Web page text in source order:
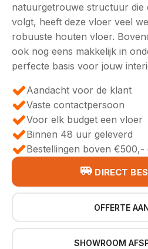
was:
€39,95.
is:
€32,95.
natuurgetrouwe structuur die
volgt, heeft deze vloer veel
robuuste houten vloer.
ook nog eens makkelijk in
perfecte basis voor jouw
Aandacht voor de klant
Vaste contactpersoon
Voor elk budget een vloer
Binnen 48 uur geleverd
Bestellingen boven €500,-
DIRECT
OFFERTE
SHOWROOM